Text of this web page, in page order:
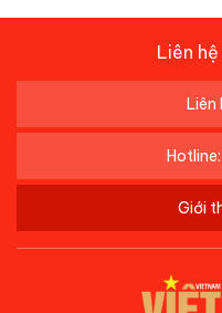
Liên
Liên
Giới